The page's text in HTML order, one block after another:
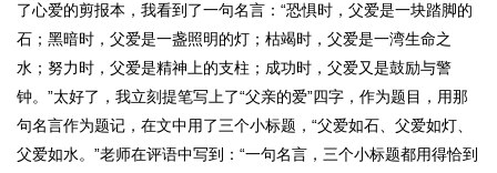
了心爱的剪报本，我看到了一句名言：“恐惧时，父爱是一块踏脚的
石；黑暗时，父爱是一盏照明的灯；枯竭时，父爱是一湾生命之
水；努力时，父爱是精神上的支柱；成功时，父爱又是鼓励与警
钟。”太好了，我立刻提笔写上了“父亲的爱”四字，作为题目，用那
句名言作为题记，在文中用了三个小标题，“父爱如石、父爱如灯、
父爱如水。”老师在评语中写到：“一句名言，三个小标题都用得恰到